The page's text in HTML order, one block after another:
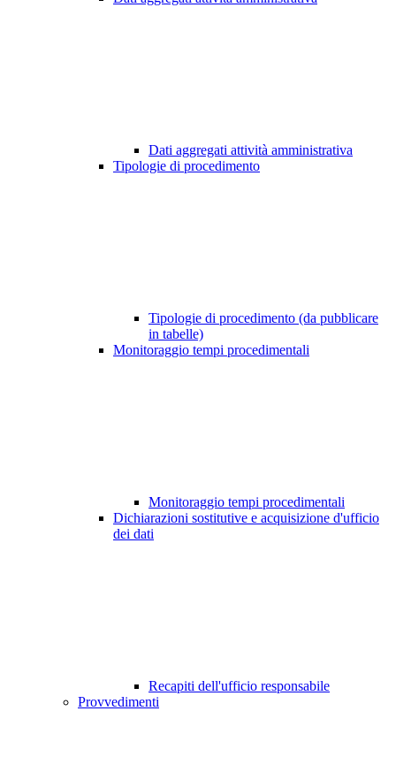
Dati aggregati attività amministrativa
Tipologie di procedimento
Tipologie di procedimento (da pubblicare
in tabelle)
Monitoraggio tempi procedimentali
Monitoraggio tempi procedimentali
Dichiarazioni sostitutive e acquisizione d'ufficio
dei dati
Recapiti dell'ufficio responsabile
Provvedimenti